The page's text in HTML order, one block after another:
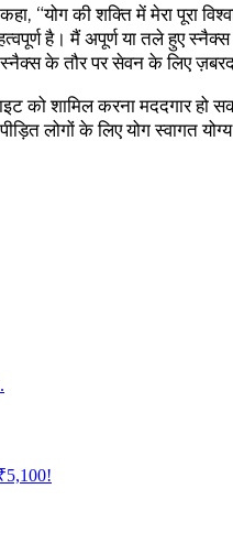
“योग की शक्ति में मेरा पूरा
है। मैं अपूर्ण या तले हुए
के तौर पर सेवन के लिए
को शामिल करना मददगार हो
लोगों के लिए योग स्वागत